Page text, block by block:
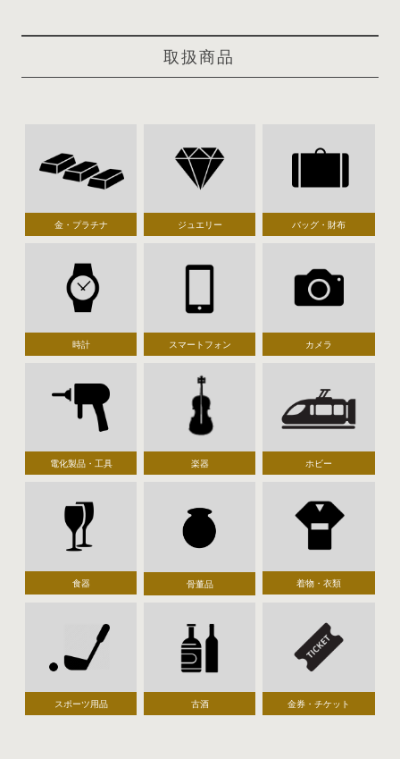
取扱商品
金・プラチナ ジュエリー バッグ・財布
時計 スマートフォン カメラ
電化製品・工具 楽器 ホビー
食器 骨董品 着物・衣類
スポーツ用品 古酒 金券・チケット